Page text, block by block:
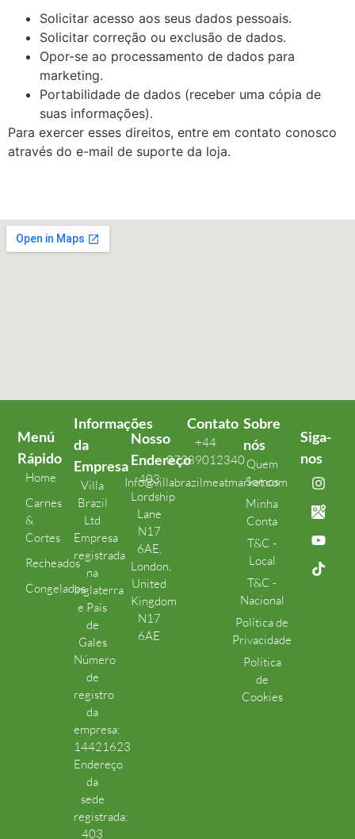
Solicitar acesso aos seus dados pessoais.
Solicitar correção ou exclusão de dados.
Opor-se ao processamento de dados para
marketing.
Portabilidade de dados (receber uma cópia de
suas informações).
Para exercer esses direitos, entre em contato conosco
através do e-mail de suporte da loja.
Menú
Rápido
Home
Carnes
&
Cortes
Recheados
Congelados
Informações
da
Empresa
Villa
Brazil
Ltd
Empresa
registrada
na
Inglaterra
e País
de
Gales
Número
de
registro
da
empresa:
14421623
Endereço
da
sede
registrada:
403
Nosso
Endereço
403
Lordship
Lane
N17
6AE,
London,
United
Kingdom
N17
6AE
Contato
+44
07389012340
Info@villabrazilmeatmarket.com
Sobre
nós
Quem
Somos
Minha
Conta
T&C -
Local
T&C -
Nacional
Política de
Privacidade
Política
de
Cookies
Siga-
nos